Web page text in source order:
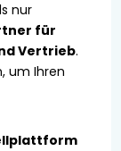
nur
für
Vertrieb.
um Ihren